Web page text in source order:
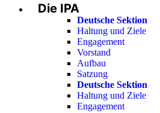
Menu
Die IPA
Deutsche Sektion
Haltung und Ziele
Engagement
Vorstand
Aufbau
Satzung
Deutsche Sektion
Haltung und Ziele
Engagement